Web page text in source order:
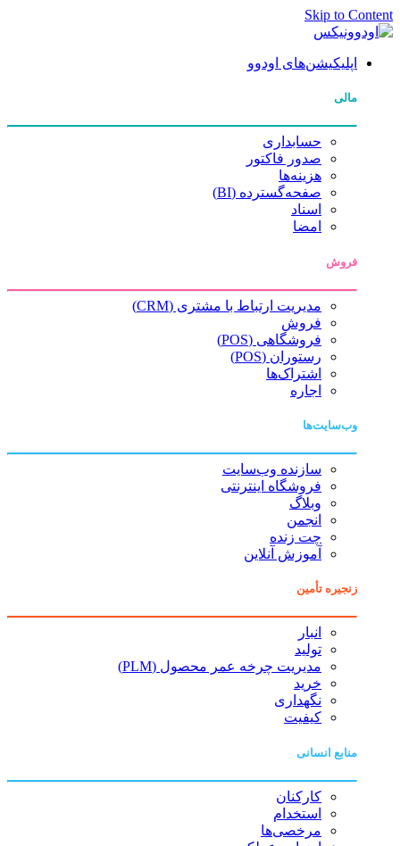
Skip to Content
اپلیکیشن‌های اودوو
مالی
حسابداری
صدور فاکتور
هزینه‌ها
صفحه‌گسترده (BI)
اسناد
امضا
فروش
مدیریت ارتباط با مشتری (CRM)
فروش
فروشگاهی (POS)
رستوران (POS)
اشتراک‌ها
اجاره
وب‌سایت‌ها
سازنده وب‌سایت
فروشگاه اینترنتی
وبلاگ
انجمن
چت زنده
آموزش آنلاین
زنجیره تأمین
انبار
تولید
مدیریت چرخه عمر محصول (PLM)
خرید
نگهداری
کیفیت
منابع انسانی
کارکنان
استخدام
مرخصی‌ها